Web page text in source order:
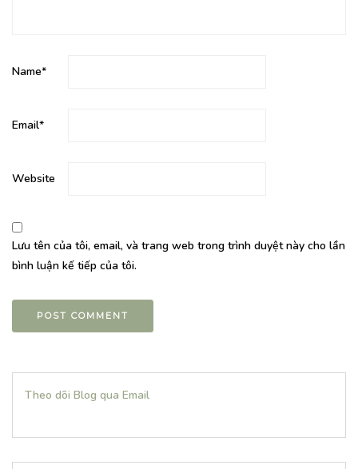
Name*
Email*
Website
Lưu tên của tôi, email, và trang web trong trình duyệt này cho lần
bình luận kế tiếp của tôi.
Theo dõi Blog qua Email